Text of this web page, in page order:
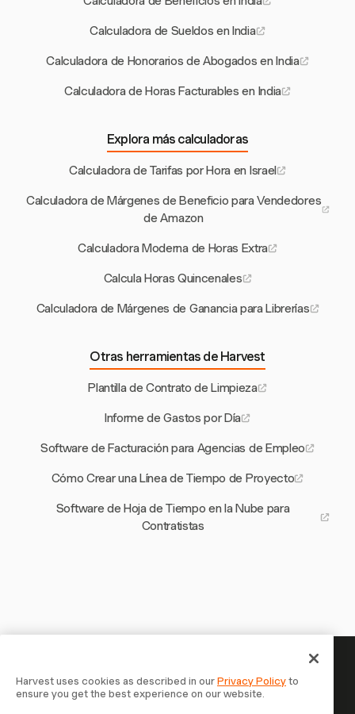
Calculadora de Sueldos en India
Calculadora de Honorarios de Abogados en India
Calculadora de Horas Facturables en India
Explora más calculadoras
Calculadora de Tarifas por Hora en Israel
Calculadora de Márgenes de Beneficio para Vendedores
de Amazon
Calculadora Moderna de Horas Extra
Calcula Horas Quincenales
Calculadora de Márgenes de Ganancia para Librerías
Otras herramientas de Harvest
Plantilla de Contrato de Limpieza
Informe de Gastos por Día
Software de Facturación para Agencias de Empleo
Cómo Crear una Línea de Tiempo de Proyecto
Software de Hoja de Tiempo en la Nube para
Contratistas
Tu tiempo merece ser registrado —
empieza ahora
Harvest uses cookies as described in ourPrivacy Policyto
ensure you get the best experience on our website.